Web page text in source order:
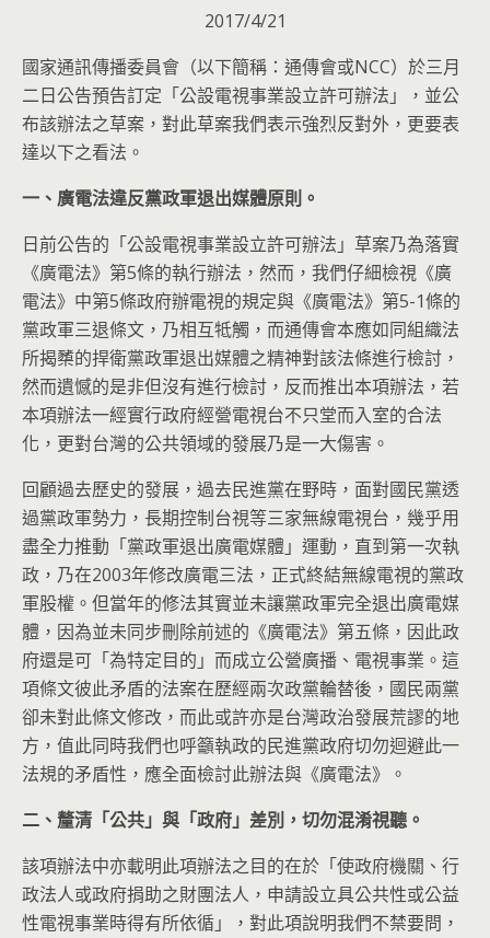
2017/4/21
國家通訊傳播委員會（以下簡稱：通傳會或NCC）於三月
二日公告預告訂定「公設電視事業設立許可辦法」，並公
布該辦法之草案，對此草案我們表示強烈反對外，更要表
達以下之看法。
一、廣電法違反黨政軍退出媒體原則。
日前公告的「公設電視事業設立許可辦法」草案乃為落實
《廣電法》第5條的執行辦法，然而，我們仔細檢視《廣
電法》中第5條政府辦電視的規定與《廣電法》第5-1條的
黨政軍三退條文，乃相互牴觸，而通傳會本應如同組織法
所揭櫫的捍衛黨政軍退出媒體之精神對該法條進行檢討，
然而遺憾的是非但沒有進行檢討，反而推出本項辦法，若
本項辦法一經實行政府經營電視台不只堂而入室的合法
化，更對台灣的公共領域的發展乃是一大傷害。
回顧過去歷史的發展，過去民進黨在野時，面對國民黨透
過黨政軍勢力，長期控制台視等三家無線電視台，幾乎用
盡全力推動「黨政軍退出廣電媒體」運動，直到第一次執
政，乃在2003年修改廣電三法，正式終結無線電視的黨政
軍股權。但當年的修法其實並未讓黨政軍完全退出廣電媒
體，因為並未同步刪除前述的《廣電法》第五條，因此政
府還是可「為特定目的」而成立公營廣播、電視事業。這
項條文彼此矛盾的法案在歷經兩次政黨輪替後，國民兩黨
卻未對此條文修改，而此或許亦是台灣政治發展荒謬的地
方，值此同時我們也呼籲執政的民進黨政府切勿迴避此一
法規的矛盾性，應全面檢討此辦法與《廣電法》。
二、釐清「公共」與「政府」差別，切勿混淆視聽。
該項辦法中亦載明此項辦法之目的在於「使政府機關、行
政法人或政府捐助之財團法人，申請設立具公共性或公益
性電視事業時得有所依循」，對此項說明我們不禁要問，